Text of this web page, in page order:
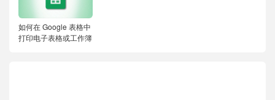
如何在 Google 表格中
打印电子表格或工作簿